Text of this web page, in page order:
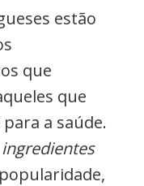
estão
que
que
a saúde.
ingredientes